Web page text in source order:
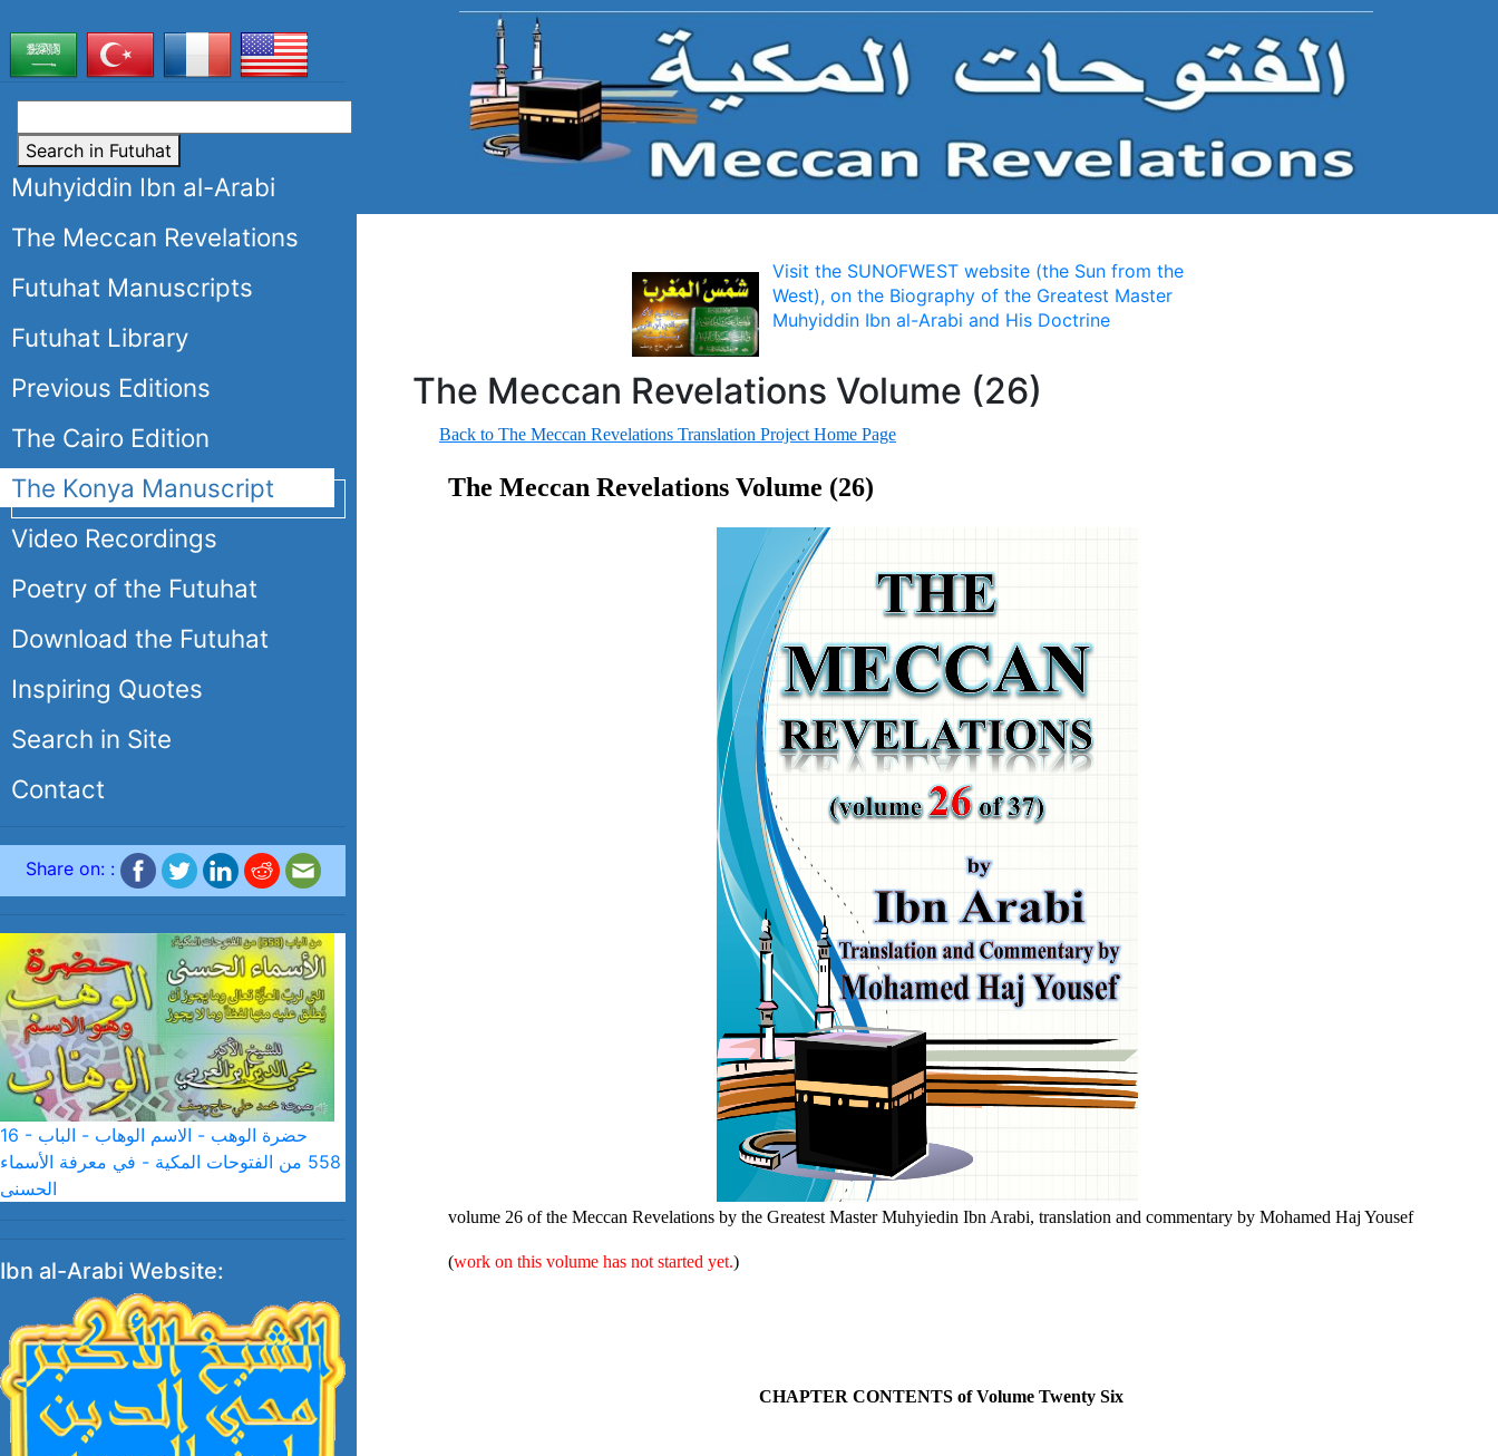
Search in Futuhat
Muhyiddin Ibn al-Arabi
The Meccan Revelations
Futuhat Manuscripts
Futuhat Library
Previous Editions
The Cairo Edition
The Konya Manuscript
Video Recordings
Poetry of the Futuhat
Download the Futuhat
Inspiring Quotes
Search in Site
Contact
Share on: :
16 - حضرة الوهب - الاسم الوهاب - الباب
558 من الفتوحات المكية - في معرفة الأسماء
الحسنى
Ibn al-Arabi Website:
Visit the SUNOFWEST website (the Sun from the
West), on the Biography of the Greatest Master
Muhyiddin Ibn al-Arabi and His Doctrine
The Meccan Revelations Volume (26)
Back to The Meccan Revelations Translation Project Home Page
The Meccan Revelations Volume (26)
volume 26 of the Meccan Revelations by the Greatest Master Muhyiedin Ibn Arabi, translation and commentary by Mohamed Haj Yousef
(work on this volume has not started yet.)
CHAPTER CONTENTS of Volume Twenty Six